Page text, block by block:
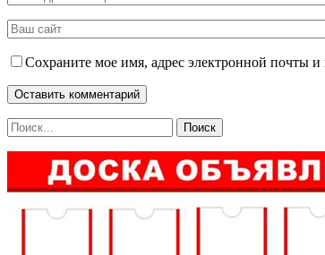
Сохраните мое имя, адрес электронной почты и